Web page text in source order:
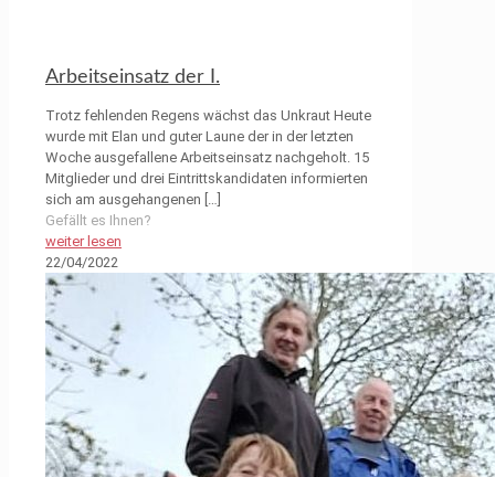
Arbeitseinsatz der I.
Trotz fehlenden Regens wächst das Unkraut Heute
wurde mit Elan und guter Laune der in der letzten
Woche ausgefallene Arbeitseinsatz nachgeholt. 15
Mitglieder und drei Eintrittskandidaten informierten
sich am ausgehangenen
Gefällt es Ihnen?
weiter lesen
22/04/2022